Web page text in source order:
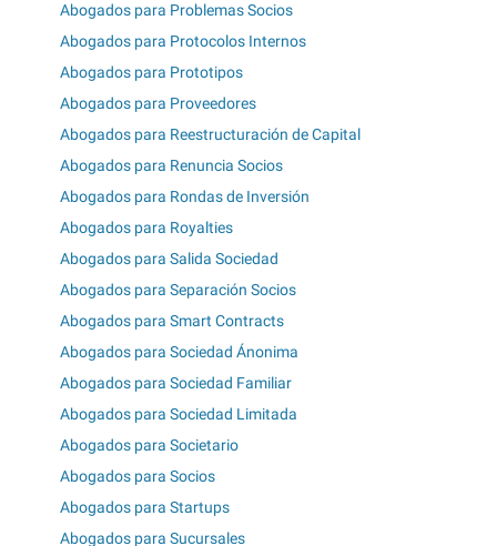
Abogados para Problemas Socios
Abogados para Protocolos Internos
Abogados para Prototipos
Abogados para Proveedores
Abogados para Reestructuración de Capital
Abogados para Renuncia Socios
Abogados para Rondas de Inversión
Abogados para Royalties
Abogados para Salida Sociedad
Abogados para Separación Socios
Abogados para Smart Contracts
Abogados para Sociedad Ánonima
Abogados para Sociedad Familiar
Abogados para Sociedad Limitada
Abogados para Societario
Abogados para Socios
Abogados para Startups
Abogados para Sucursales